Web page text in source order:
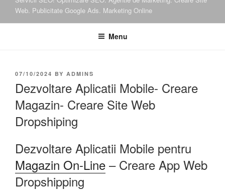
Web. Publicitate Google Ads. Marketing Online
Menu
07/10/2024 BY ADMINS
Dezvoltare Aplicatii Mobile- Creare
Magazin- Creare Site Web
Dropshiping
Dezvoltare Aplicatii Mobile pentru
Magazin On-Line – Creare App Web
Dropshipping